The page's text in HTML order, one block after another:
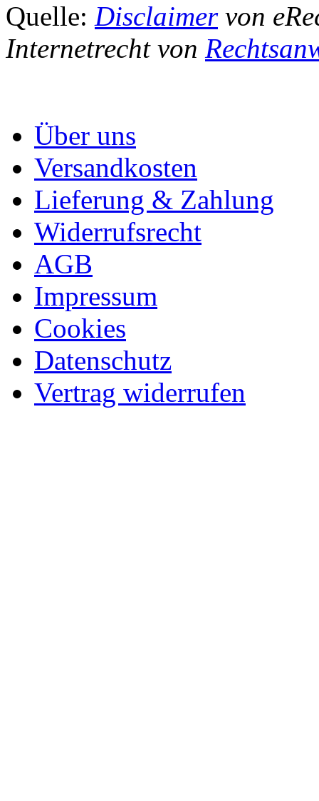
Quelle: Disclaimervon
Internetrecht von
Über uns
Versandkosten
Lieferung & Zahlung
Widerrufsrecht
AGB
Impressum
Cookies
Datenschutz
Vertrag widerrufen